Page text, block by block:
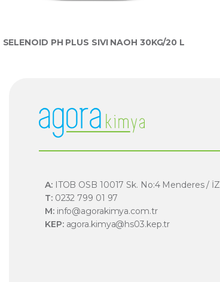
SELENOID PH PLUS SIVI NAOH 30KG/20 L
A:ITOB OSB 10017 Sk. No:4 Menderes /
T:0232 799 01 97
M:info@agorakimya.com.tr
KEP:agora.kimya@hs03.kep.tr